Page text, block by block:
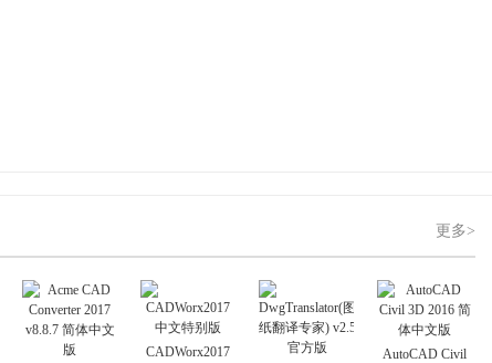
更多>
CADWorx2017
AutoCAD Civil